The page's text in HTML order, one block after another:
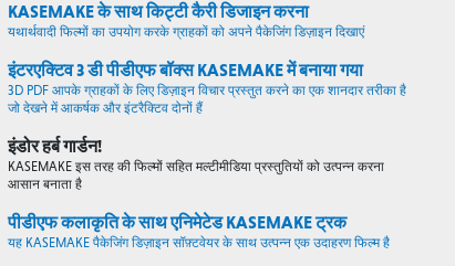
KASEMAKE के साथ किट्टी कैरी डिजाइन करना
यथार्थवादी फिल्मों का उपयोग करके ग्राहकों को अपने पैकेजिंग डिज़ाइन दिखाएं
इंटरएक्टिव 3 डी पीडीएफ बॉक्स KASEMAKE में बनाया गया
3D PDF आपके ग्राहकों के लिए डिज़ाइन विचार प्रस्तुत करने का एक शानदार तरीका है
जो देखने में आकर्षक और इंटरैक्टिव दोनों हैं
इंडोर हर्ब गार्डन!
KASEMAKE इस तरह की फिल्मों सहित मल्टीमीडिया प्रस्तुतियों को उत्पन्न करना
आसान बनाता है
पीडीएफ कलाकृति के साथ एनिमेटेड KASEMAKE ट्रक
यह KASEMAKE पैकेजिंग डिज़ाइन सॉफ़्टवेयर के साथ उत्पन्न एक उदाहरण फिल्म है